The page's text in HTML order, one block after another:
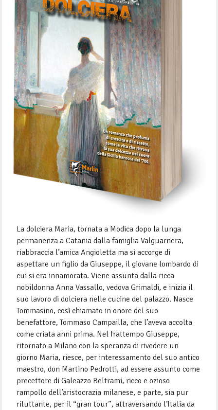
La dolciera Maria, tornata a Modica dopo la lunga
permanenza a Catania dalla famiglia Valguarnera,
riabbraccia l’amica Angioletta ma si accorge di
aspettare un figlio da Giuseppe, il giovane lombardo di
cui si era innamorata. Viene assunta dalla ricca
nobildonna Anna Vassallo, vedova Grimaldi, e inizia il
suo lavoro di dolciera nelle cucine del palazzo. Nasce
Tommasino, così chiamato in onore del suo
benefattore, Tommaso Campailla, che l’aveva accolta
come criata anni prima. Nel frattempo Giuseppe,
ritornato a Milano con la speranza di rivedere un
giorno Maria, riesce, per interessamento del suo antico
maestro, don Martino Pedrotti, ad essere assunto come
precettore di Galeazzo Beltrami, ricco e ozioso
rampollo dell’aristocrazia milanese, e parte, sia pur
riluttante, per il “gran tour”, attraversando l’Italia da